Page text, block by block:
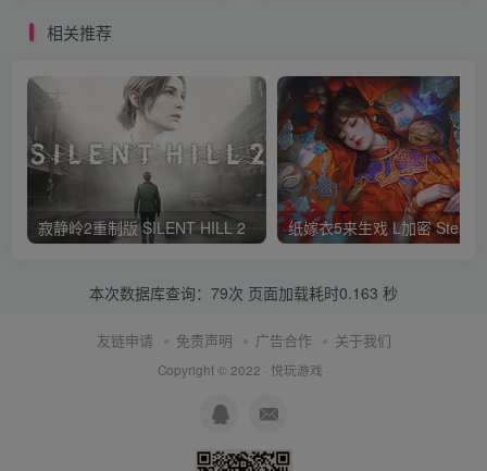
相关推荐
寂静岭2重制版 SILENT HILL 2
本次数据库查询：79次 页面加载耗时0.163 秒
友链申请 免责声明 广告合作 关于我们
Copyright © 2022 · 悦玩游戏 ·